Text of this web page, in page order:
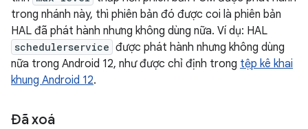
trong nhánh này, thì phiên bản đó được coi là phiên bản
HAL đã phát hành nhưng không dùng nữa. Ví dụ: HAL
schedulerservice được phát hành nhưng không dùng
nữa trong Android 12, như được chỉ định trong tệp kê khai
khung Android 12.
Đã xoá